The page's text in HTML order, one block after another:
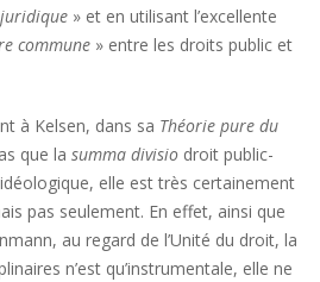
» et en utilisant l’excellente
commune » entre les droits public et
à Kelsen, dans sa Théorie pure du
que la summa divisio droit public-
elle est très certainement
pas seulement. En effet, ainsi que
au regard de l’Unité du droit, la
n’est qu’instrumentale, elle ne